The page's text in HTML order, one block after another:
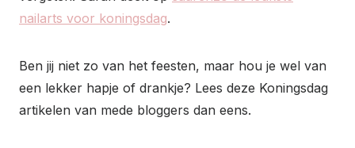
nailarts voor koningsdag.
Ben jij niet zo van het feesten, maar hou je wel van
een lekker hapje of drankje? Lees deze Koningsdag
artikelen van mede bloggers dan eens.